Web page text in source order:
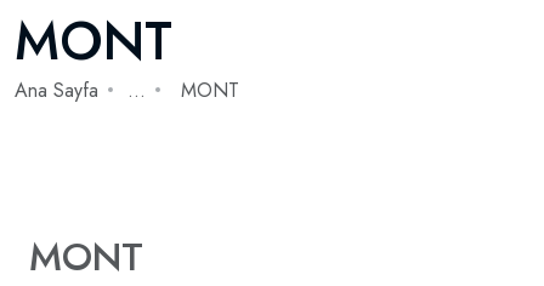
MONT
Ana Sayfa ... MONT
MONT